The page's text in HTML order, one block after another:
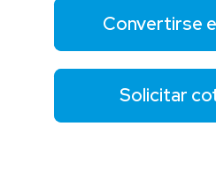
Convertirse
Solicitar